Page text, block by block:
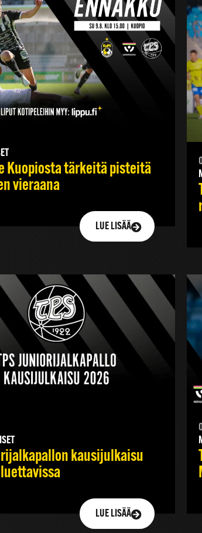
Kuopiosta tärkeitä pisteitä
vieraana
LUE LISÄÄ
kausijulkaisu
LUE LISÄÄ